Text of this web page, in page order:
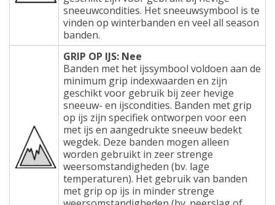
sneeuwcondities. Het sneeuwsymbool is te
vinden op winterbanden en veel all season
banden.
GRIP OP IJS: Nee
Banden met het ijssymbool voldoen aan de
minimum grip indexwaarden en zijn
geschikt voor gebruik bij zeer hevige
sneeuw- en ijscondities. Banden met grip
op ijs zijn specifiek ontworpen voor een
met ijs en aangedrukte sneeuw bedekt
wegdek. Deze banden mogen alleen
worden gebruikt in zeer strenge
weersomstandigheden (bv. lage
temperaturen). Het gebruik van banden
met grip op ijs in minder strenge